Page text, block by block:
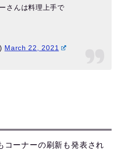
さんは料理上手で
March 22, 2021
コーナーの刷新も発表され